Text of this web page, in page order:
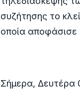
συζήτησης το
οποία
Σήμερα, Δευτέρα